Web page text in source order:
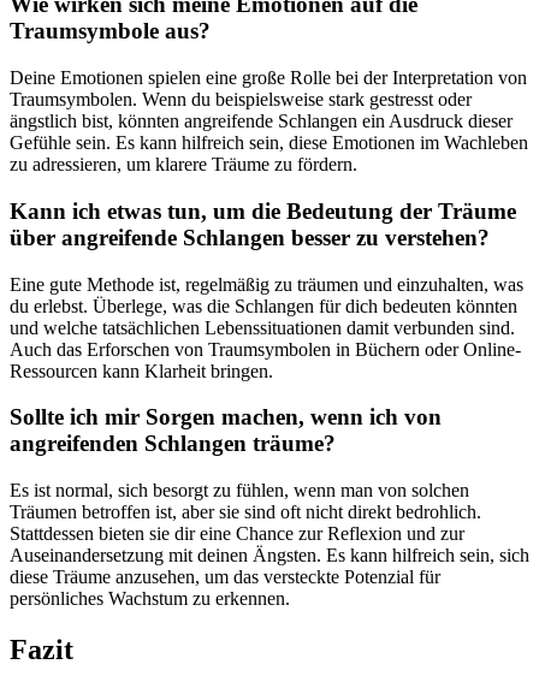
Traumsymbole ‌aus?
Deine Emotionen spielen eine große Rolle bei ​der Interpretation von‍
Traumsymbolen. Wenn du beispielsweise stark gestresst oder
‍ängstlich‌ bist, könnten⁣ angreifende ⁢Schlangen‌ ein Ausdruck dieser
Gefühle sein. Es kann hilfreich sein,‌ diese ‍Emotionen ​im Wachleben
zu adressieren, um klarere Träume zu⁤ fördern.
Kann ich etwas ⁣tun, um die Bedeutung der Träume
über angreifende Schlangen besser zu verstehen?
Eine gute Methode ist, regelmäßig zu‍ träumen ‌und einzuhalten, was
‌du erlebst. ⁣Überlege, was die Schlangen für dich ​bedeuten⁣ könnten
und welche tatsächlichen Lebenssituationen damit verbunden sind.
Auch ‌das Erforschen von ⁣Traumsymbolen in Büchern oder Online-
Ressourcen kann Klarheit bringen.
Sollte⁤ ich mir Sorgen machen, ‌wenn ich von
‌angreifenden Schlangen träume?
Es ist normal, sich besorgt zu fühlen, wenn‍ man⁣ von solchen
Träumen‍ betroffen ist, aber sie sind ‍oft ⁢nicht direkt bedrohlich.
Stattdessen⁣ bieten sie dir eine ‌Chance ‌zur Reflexion​ und zur
Auseinandersetzung⁣ mit deinen Ängsten. Es kann hilfreich ​sein, sich
diese Träume⁢ anzusehen, um ‍das versteckte⁢ Potenzial für
persönliches Wachstum ⁤zu erkennen. ⁢
Fazit